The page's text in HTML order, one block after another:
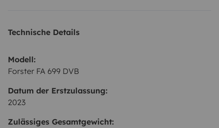
Technische Details
Modell:
Forster FA 699 DVB
Datum der Erstzulassung:
2023
Zulässiges Gesamtgewicht: